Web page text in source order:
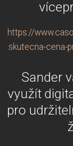
https://
skutecna-cena-
Sander
využít
pro